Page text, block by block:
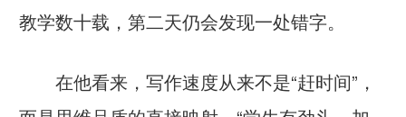
教学数十载，第二天仍会发现一处错字。
在他看来，写作速度从来不是“赶时间”，